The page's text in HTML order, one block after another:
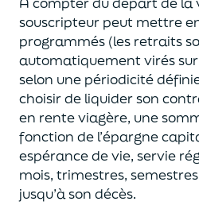
souscripteur peut mettre
programmés (les retraits
automatiquement virés
selon une périodicité
choisirde liquider son
en rente viagère, une
fonction de l’épargne
espérance de vie, servie
mois, trimestres,
jusqu’à son décès.